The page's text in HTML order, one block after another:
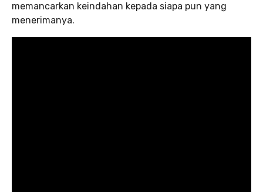
memancarkan keindahan kepada siapa pun yang
menerimanya.